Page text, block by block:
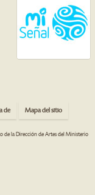
de Mapa del sitio
de la Dirección de Artes del Ministerio